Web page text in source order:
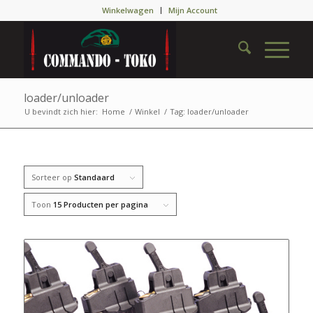
Winkelwagen Mijn Account
loader/unloader
U bevindt zich hier: Home / Winkel / Tag: loader/unloader
Sorteer op Standaard
Toon 15 Producten per pagina